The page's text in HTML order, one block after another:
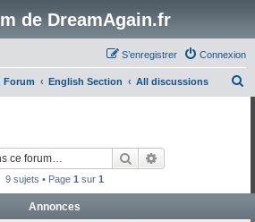
de DreamAgain.fr
Connexion
S’enregistrer
Forum English Section All discussions
Rechercher
9 sujets • Page 1 sur 1
Annonces